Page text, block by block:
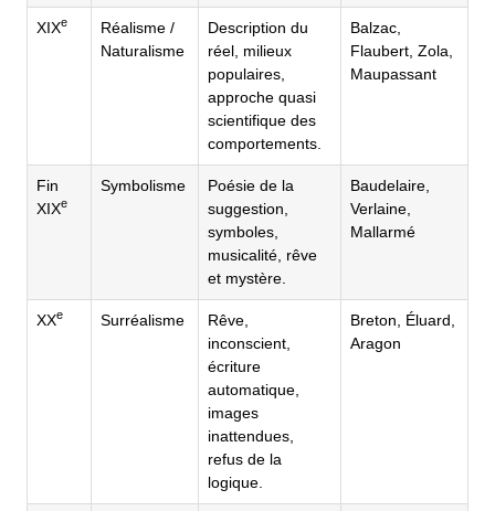
XIXe
Réalisme /
Naturalisme
Description du
réel, milieux
populaires,
approche quasi
scientifique des
comportements.
Balzac,
Flaubert, Zola,
Maupassant
Fin
XIXe
Symbolisme
Poésie de la
suggestion,
symboles,
musicalité, rêve
et mystère.
Baudelaire,
Verlaine,
Mallarmé
XXe Surréalisme
Rêve,
inconscient,
écriture
automatique,
images
inattendues,
refus de la
logique.
Breton, Éluard,
Aragon